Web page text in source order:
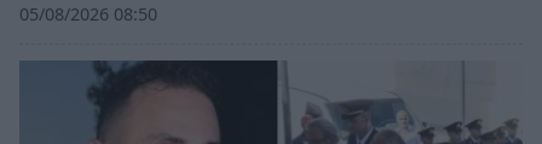
05/08/2026 08:50